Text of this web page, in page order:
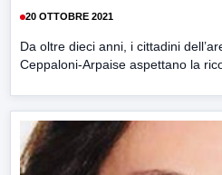
20 OTTOBRE 2021
Da oltre dieci anni, i cittadini
Ceppaloni-Arpaise aspettano la